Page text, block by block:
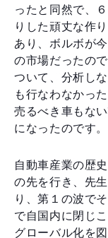
ったと同然で、
りした頑丈な作
あり、ボルボが
の市場だったの
ついて、分析し
も行なわなかっ
売るべき車もな
になったのです。
自動車産業の歴
の先を行き、先
り、第１の波で
で自国内に閉じ
グローバル化を